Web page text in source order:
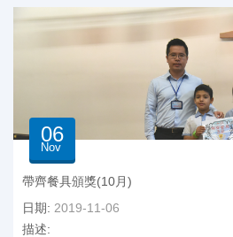
06
Nov
帶齊餐具頒獎(10月)
日期: 2019-11-06
描述: